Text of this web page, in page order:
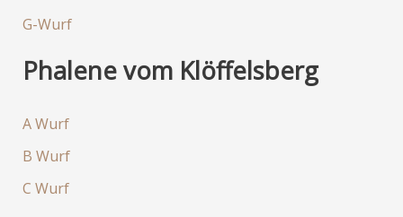
G-Wurf
Phalene vom Klöffelsberg
A Wurf
B Wurf
C Wurf